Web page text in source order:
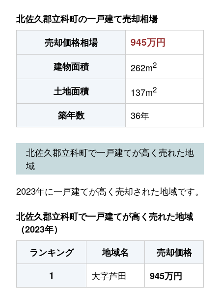
北佐久郡立科町の一戸建て売却相場
売却価格相場
945万円
建物面積 262m2
土地面積 137m2
築年数 36年
北佐久郡立科町で一戸建てが高く売れた地
域
2023年に一戸建てが高く売却された地域です。
北佐久郡立科町で一戸建てが高く売れた地域
（2023年）
ランキング
地域名
売却価格
1
大字芦田 945万円